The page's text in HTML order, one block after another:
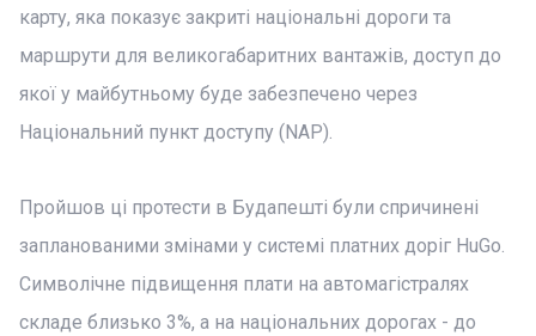
карту, яка показує закриті національні дороги та
маршрути для великогабаритних вантажів, доступ до
якої у майбутньому буде забезпечено через
Національний пункт доступу (NAP).
Пройшов ці протести в Будапешті були спричинені
запланованими змінами у системі платних доріг HuGo.
Символічне підвищення плати на автомагістралях
складе близько 3%, а на національних дорогах - до